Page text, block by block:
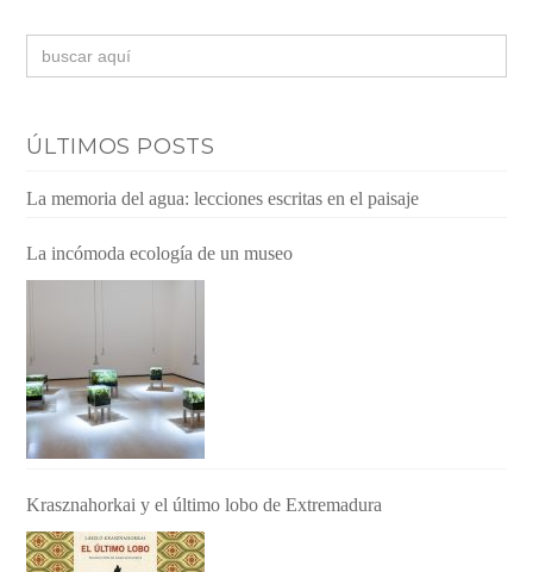
Buscar:
ÚLTIMOS POSTS
La memoria del agua: lecciones escritas en el paisaje
La incómoda ecología de un museo
Krasznahorkai y el último lobo de Extremadura